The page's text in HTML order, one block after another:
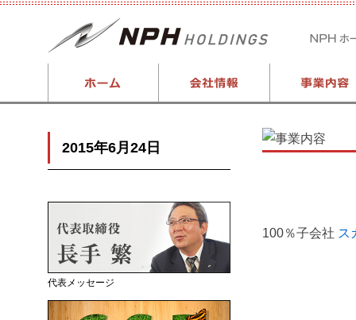
100％子会社 ス
2015年6月24日
代表メッセージ